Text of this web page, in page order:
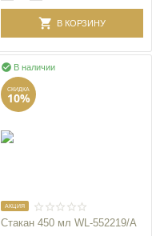
В КОРЗИНУ
В наличии

СКИДКА
10%
AКЦИЯ
Стакан 450 мл WL‑552219/A